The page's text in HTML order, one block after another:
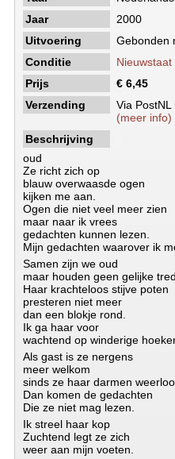
Jaar
2000
Uitvoering
Gebonden
Conditie
Nieuwstaat
Prijs
€ 6,45
Verzending
Via PostNL
(meer info)
Beschrijving
oud
Ze richt zich op
blauw overwaasde ogen
kijken me aan.
Ogen die niet veel meer zien
maar naar ik vrees
gedachten kunnen lezen.
Mijn gedachten waarover ik
Samen zijn we oud
maar houden geen gelijke tred.
Haar krachteloos stijve poten
presteren niet meer
dan een blokje rond.
Ik ga haar voor
wachtend op winderige
Als gast is ze nergens
meer welkom
sinds ze haar darmen
Dan komen de gedachten
Die ze niet mag lezen.
Ik streel haar kop
Zuchtend legt ze zich
weer aan mijn voeten.